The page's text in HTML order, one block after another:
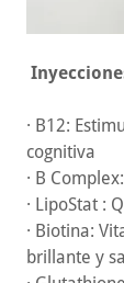
· B12:
cognitiva
· B
· LipoStat :
· Biotina:
brillante y